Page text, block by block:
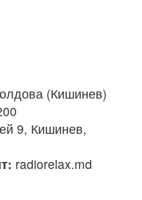
(Кишинев)
9, Кишинев,
radiorelax.md